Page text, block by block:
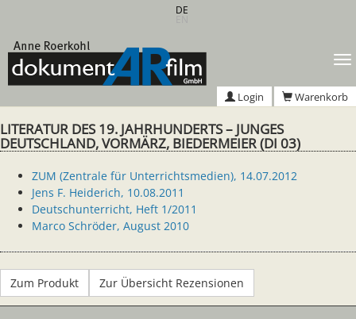
springen
DE
Login Warenkorb
LITERATUR DES 19. JAHRHUNDERTS – JUNGES
DEUTSCHLAND, VORMÄRZ, BIEDERMEIER (DI 03)
ZUM (Zentrale für Unterrichtsmedien), 14.07.2012
Jens F. Heiderich, 10.08.2011
Deutschunterricht, Heft 1/2011
Marco Schröder, August 2010
Zum Produkt Zur Übersicht Rezensionen